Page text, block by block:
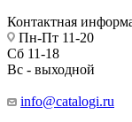
Контактная
Пн-Пт 11-20
Сб 11-18
Вс - выходной
info@catalogi.ru